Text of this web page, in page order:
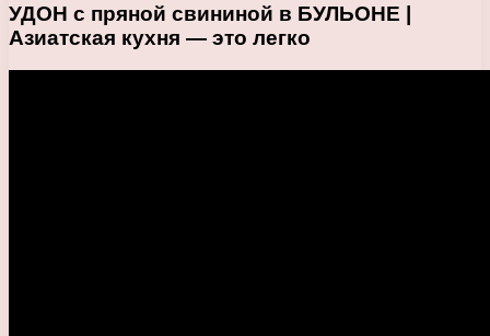
УДОН с пряной свининой в БУЛЬОНЕ |
Азиатская кухня — это легко